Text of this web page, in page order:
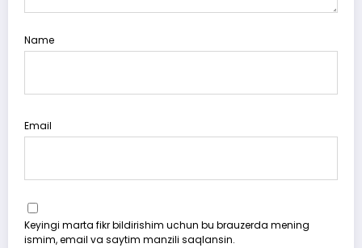
Name
Email
Keyingi marta fikr bildirishim uchun bu brauzerda mening
ismim, email va saytim manzili saqlansin.